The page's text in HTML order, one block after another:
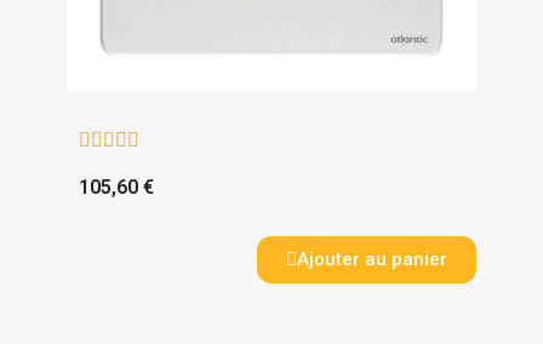
    
105,60 €
Ajouter au panier